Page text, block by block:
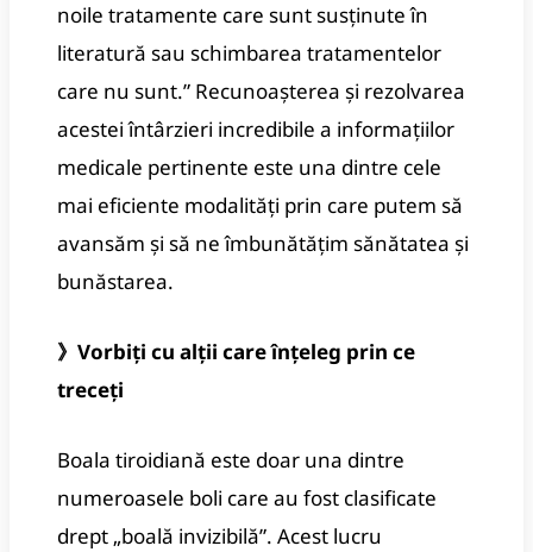
noile tratamente care sunt susținute în
literatură sau schimbarea tratamentelor
care nu sunt.” Recunoașterea și rezolvarea
acestei întârzieri incredibile a informațiilor
medicale pertinente este una dintre cele
mai eficiente modalități prin care putem să
avansăm și să ne îmbunătățim sănătatea și
bunăstarea.
》Vorbiți cu alții care înțeleg prin ce
treceți
Boala tiroidiană este doar una dintre
numeroasele boli care au fost clasificate
drept „boală invizibilă”. Acest lucru